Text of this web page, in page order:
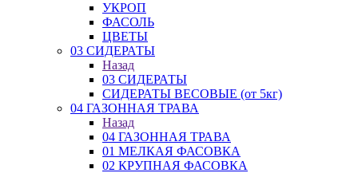
УКРОП
ФАСОЛЬ
ЦВЕТЫ
03 СИДЕРАТЫ
Назад
03 СИДЕРАТЫ
СИДЕРАТЫ ВЕСОВЫЕ (от 5кг)
04 ГАЗОННАЯ ТРАВА
Назад
04 ГАЗОННАЯ ТРАВА
01 МЕЛКАЯ ФАСОВКА
02 КРУПНАЯ ФАСОВКА